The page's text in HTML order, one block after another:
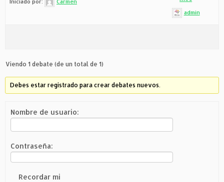
Iniciado por: Carmen
admin
Viendo 1 debate (de un total de 1)
Debes estar registrado para crear debates nuevos.
Nombre de usuario:
Contraseña:
Recordar mi